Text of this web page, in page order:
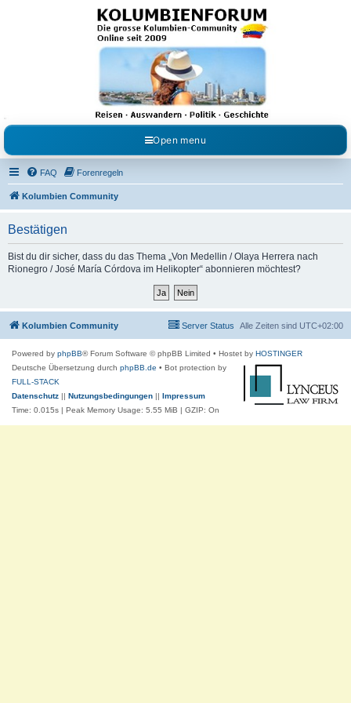
Kolumbienforum - Das
grosse Forum der
Freunde Kolumbiens
Reisen, Auswandern, Kultur, Politik, Geschichte und Visum in Kolumbien und Venezuela.
Austausch, Erfahrungen und Gemeinschaft im Kolumbienforum
Open menu
FAQ Forenregeln
Kolumbien Community
Bestätigen
Bist du dir sicher, dass du das Thema „Von Medellin / Olaya Herrera nach
Rionegro / José María Córdova im Helikopter“ abonnieren möchtest?
Kolumbien Community Alle Zeiten sind UTC+02:00
Server Status
Powered by phpBB® Forum Software © phpBB Limited • Hostet by HOSTINGER
Deutsche Übersetzung durch phpBB.de • Bot protection by
FULL-STACK
Datenschutz
Nutzungsbedingungen
Impressum
Time: 0.015s | Peak Memory Usage: 5.55 MiB | GZIP: On